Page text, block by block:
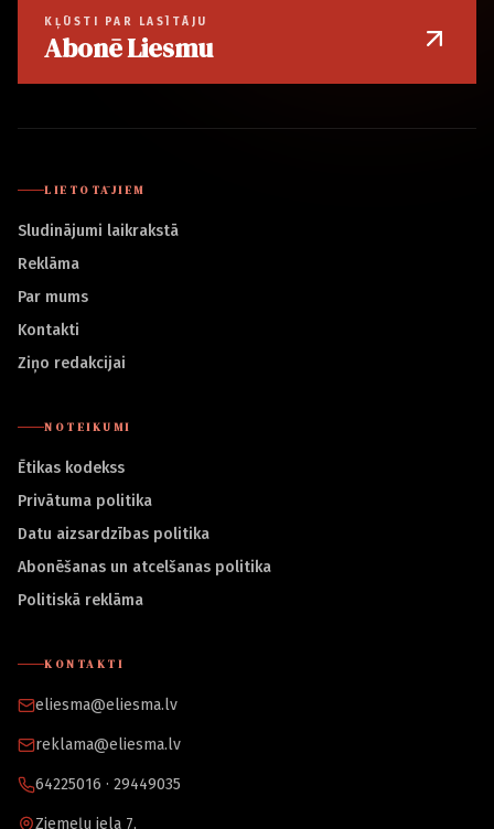
KĻŪSTI PAR LASĪTĀJU
Abonē Liesmu
LIETOTĀJIEM
Sludinājumi laikrakstā
Reklāma
Par mums
Kontakti
Ziņo redakcijai
NOTEIKUMI
Ētikas kodekss
Privātuma politika
Datu aizsardzības politika
Abonēšanas un atcelšanas politika
Politiskā reklāma
KONTAKTI
eliesma@eliesma.lv
reklama@eliesma.lv
64225016 · 29449035
Ziemeļu iela 7,